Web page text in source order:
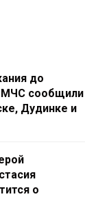
до
МЧС сообщили
Дудинке и
о